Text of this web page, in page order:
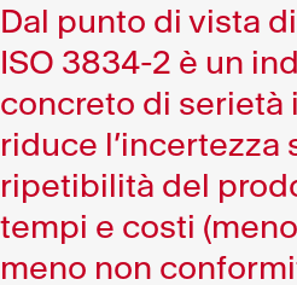
Dal punto di vista
ISO 3834-2 è un
concreto di serietà
riduce l’incertezza
ripetibilità del
tempi e costi
meno non